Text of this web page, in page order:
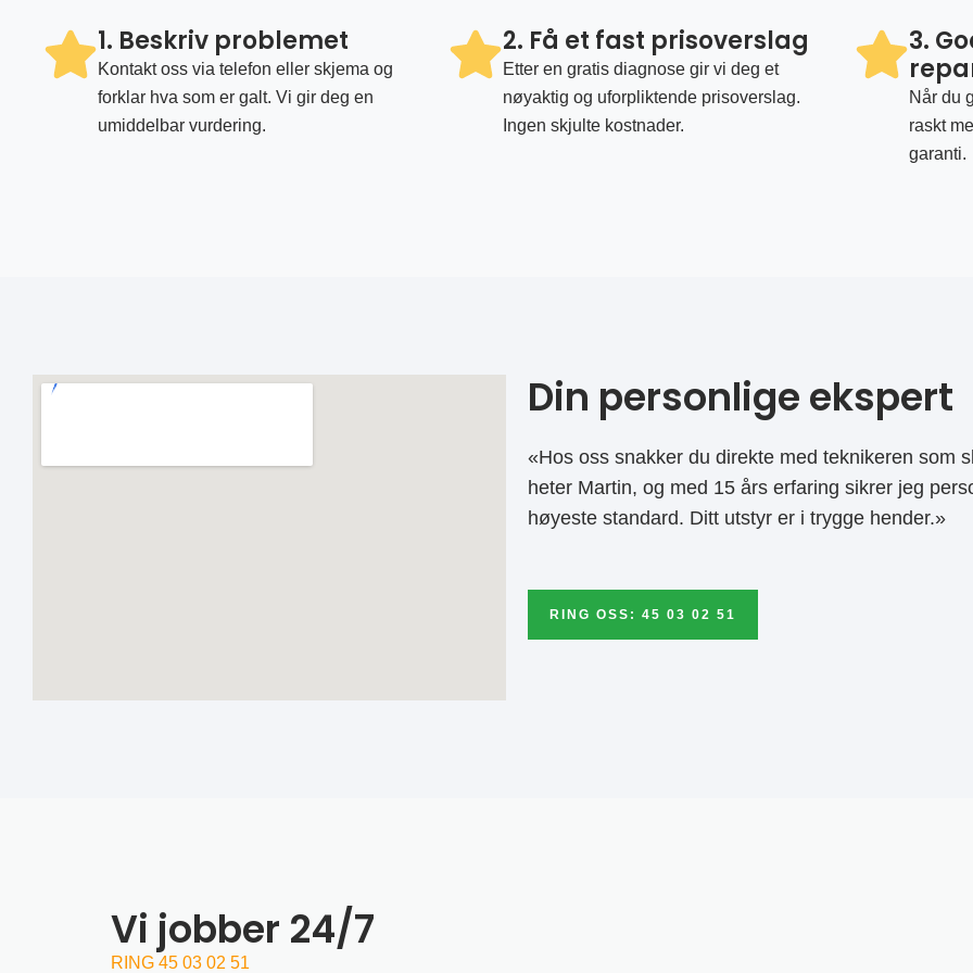
1. Beskriv problemet
Kontakt oss via telefon eller skjema og
forklar hva som er galt. Vi gir deg en
umiddelbar vurdering.
2. Få et fast prisoverslag
Etter en gratis diagnose gir vi deg et
nøyaktig og uforpliktende prisoverslag.
Ingen skjulte kostnader.
3.
Når du
raskt
garanti.
Din personlige ekspert
«Hos oss snakker du direkte med teknikeren som
heter Martin, og med 15 års erfaring sikrer jeg
høyeste standard. Ditt utstyr er i trygge hender.»
RING OSS: 45 03 02 51
Vi jobber 24/7
RING 45 03 02 51